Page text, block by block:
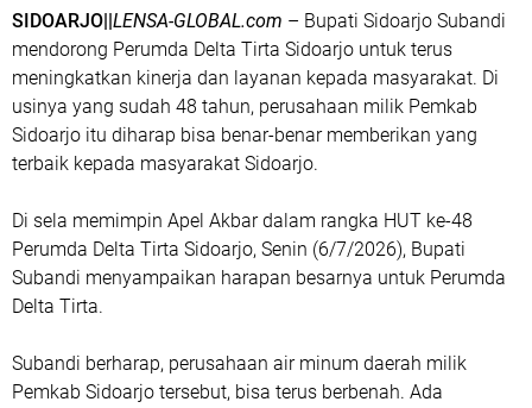
SIDOARJO||LENSA-GLOBAL.com – Bupati Sidoarjo Subandi
mendorong Perumda Delta Tirta Sidoarjo untuk terus
meningkatkan kinerja dan layanan kepada masyarakat. Di
usinya yang sudah 48 tahun, perusahaan milik Pemkab
Sidoarjo itu diharap bisa benar-benar memberikan yang
terbaik kepada masyarakat Sidoarjo.
Di sela memimpin Apel Akbar dalam rangka HUT ke-48
Perumda Delta Tirta Sidoarjo, Senin (6/7/2026), Bupati
Subandi menyampaikan harapan besarnya untuk Perumda
Delta Tirta.
Subandi berharap, perusahaan air minum daerah milik
Pemkab Sidoarjo tersebut, bisa terus berbenah. Ada